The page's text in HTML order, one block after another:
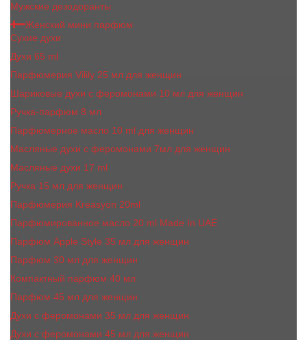
Мужские дезодоранты
Женский мини парфюм
Сухие духи
Духи 65 ml
Парфюмерия Vilily 25 мл для женщин
Шариковые духи с феромонами 10 мл для женщин
Ручка-парфюм 8 мл
Парфюмерное масло 10 ml для женщин
Масляные духи c феромонами 7мл для женщин
Масляные духи 17 ml
Ручка 15 мл для женщин
Парфюмерия Kreasyon 20ml
Парфюмированное масло 20 ml Made In UAE
Парфюм Apple Style 35 мл для женщин
Парфюм 30 мл для женщин
Компактный парфюм 40 мл
Парфюм 45 мл для женщин
Духи с феромонами 35 мл для женщин
Духи с феромонами 45 мл для женщин